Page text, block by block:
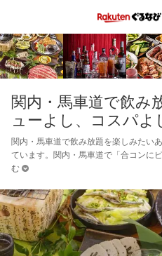
関内・馬車道で飲み
ューよし、コスパよ
関内・馬車道で飲み放題を楽しみたい
ています。関内・馬車道で「合コンに
む